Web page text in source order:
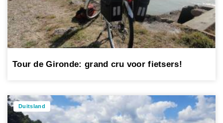
Tour de Gironde: grand cru voor fietsers!
Duitsland